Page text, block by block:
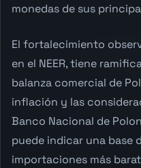
monedas de sus
El fortalecimiento
en el NEER, tiene
balanza comercial de
inflación y las
Banco Nacional de
puede indicar una base
importaciones más